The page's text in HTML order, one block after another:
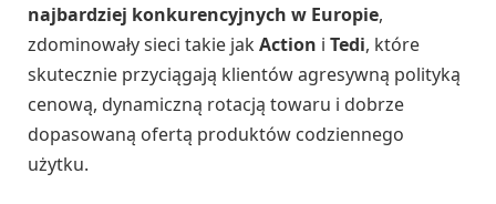
najbardziej konkurencyjnych w Europie,
zdominowały sieci takie jakAction i Tedi, które
skutecznie przyciągają klientów agresywną polityką
cenową, dynamiczną rotacją towaru i dobrze
dopasowaną ofertą produktów codziennego
użytku.